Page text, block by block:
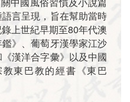
言呈現，旨在幫助當時
上世紀早期至80年代澳
》、葡萄牙漢學家江沙
漢洋合字彙》以及中國
東巴教的經書《東巴